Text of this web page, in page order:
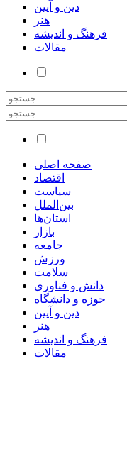
دین و آیین
هنر
فرهنگ و اندیشه
مقالات
صفحه اصلی
اقتصاد
سیاست
بین‌الملل
استان‌ها
بازار
جامعه
ورزش
سلامت
دانش و فناوری
حوزه و دانشگاه
دین و آیین
هنر
فرهنگ و اندیشه
مقالات